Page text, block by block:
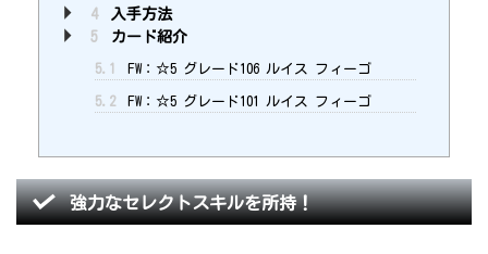
4
入手方法
5
カード紹介
5.1 FW：☆5 グレード106 ルイス フィーゴ
5.2 FW：☆5 グレード101 ルイス フィーゴ
強力なセレクトスキルを所持！